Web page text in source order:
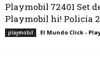
Playmobil 72401 Set
Playmobil hi! Policía
playmobil El Mundo Click -